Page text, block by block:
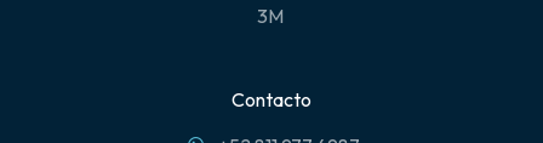
3M
Contacto